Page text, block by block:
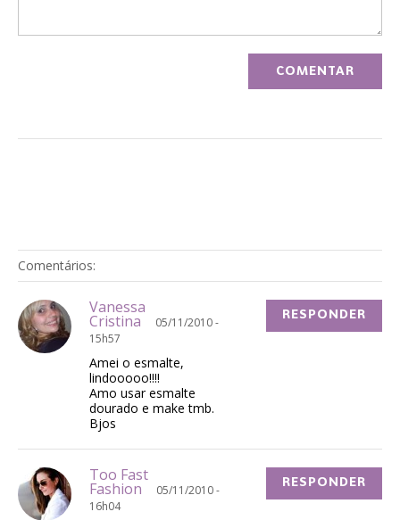
Comentários:
Vanessa
Cristina
05/11/2010 -
15h57
Amei o esmalte,
lindooooo!!!!
Amo usar esmalte
dourado e make tmb.
Bjos
RESPONDER
Too Fast
Fashion
05/11/2010 -
16h04
RESPONDER